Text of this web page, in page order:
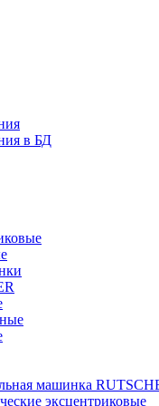
в БД
машинка
эксцентриковые